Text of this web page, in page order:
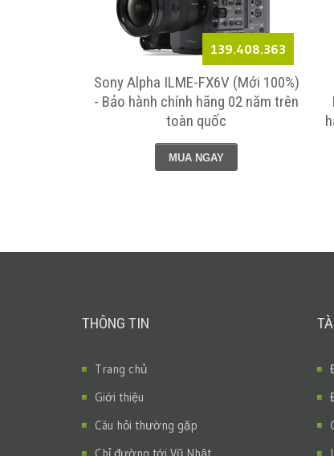
139.408.363
Sony Alpha ILME-FX6V (Mới 100%)
- Bảo hành chính hãng 02 năm trên
toàn quốc
MUA NGAY
THÔNG TIN
Trang chủ
Giới thiệu
Câu hỏi thường gặp